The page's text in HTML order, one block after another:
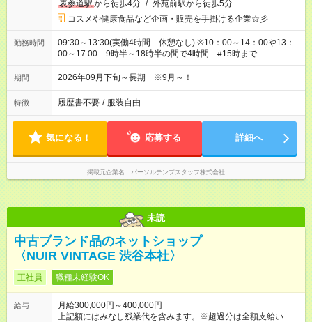
表参道駅から徒歩4分 / 外苑前駅から徒歩5分
コスメや健康食品など企画・販売を手掛ける企業☆彡
勤務時間
09:30～13:30(実働4時間 休憩なし) ※10：00～14：00や13：
00～17:00 9時半～18時半の間で4時間 #15時まで
期間 2026年09月下旬～長期 ※9月～！
特徴 履歴書不要 / 服装自由
気になる！ 応募する 詳細へ
掲載元企業名 パーソルテンプスタッフ株式会社
未読
中古ブランド品のネットショップ
〈NUIR VINTAGE 渋谷本社〉
正社員 職種未経験OK
給与
月給300,000円～400,000円
上記額にはみなし残業代を含みます。※超過分は全額支給いたし